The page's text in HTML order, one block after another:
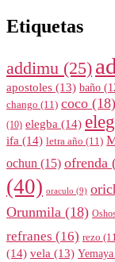
Etiquetas
addimu (25)
apostoles (13) baño
chango (11) coco (18)
(10) elegba (14)
ifa (14) letra año (11)
ochun (15) ofrenda
(40) oraculo (9)
Orunmila (18)
refranes (16) rezo
(14) vela (13) Yemaya